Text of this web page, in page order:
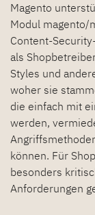
Magento
Modul magento/
Content-
als
Styles und
woher sie
die einfach mit
werden,
können. Für
besonders
Anforderungen